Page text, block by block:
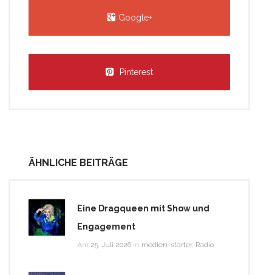
Google+
Pinterest
ÄHNLICHE BEITRÄGE
Eine Dragqueen mit Show und
Engagement
Am 25. Juli 2026 in medien-starter, Radio